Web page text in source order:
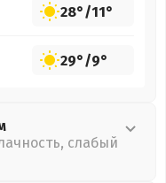
28°/11°
29°/9°
слабый